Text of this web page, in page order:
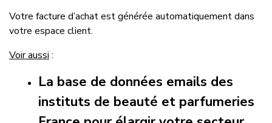
Votre facture d’achat est générée automatiquement dans
votre espace client.
Voir aussi :
La base de données emails des
instituts de beauté et parfumeries